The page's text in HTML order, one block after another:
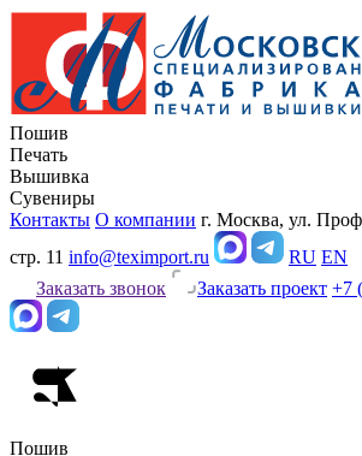
Пошив
Печать
Вышивка
Сувениры
Контакты О компании г. Москва, ул.
стр. 11 info@teximport.ru RU EN
Заказать звонок
Заказать проект +7
Пошив